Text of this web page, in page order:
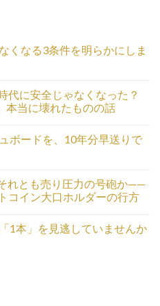
くなる3条件を明らかにしま
代に安全じゃなくなった？
当に壊れたものの話
ボードを、10年分早送りで
れとも売り圧力の号砲か——
コイン大口ホルダーの行方
1本」を見逃していませんか